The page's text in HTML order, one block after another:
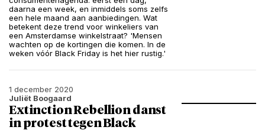
daarna een week, en inmiddels soms zelfs
een hele maand aan aanbiedingen. Wat
betekent deze trend voor winkeliers van
een Amsterdamse winkelstraat? 'Mensen
wachten op de kortingen die komen. In de
weken vóór Black Friday is het hier rustig.'
1 december 2020
Juliët Boogaard
Extinction Rebellion danst
in protest tegen Black